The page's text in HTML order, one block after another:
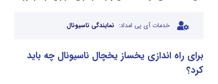
خدمات آی پی امداد: نمایندگی ناسیونال
برای راه اندازی یخساز یخچال ناسیونال چه باید
کرد؟